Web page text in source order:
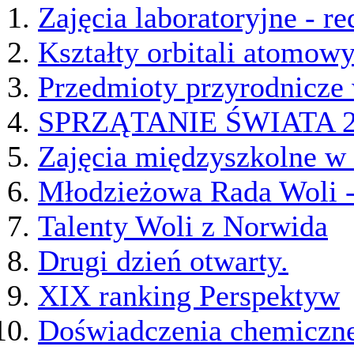
Zajęcia laboratoryjne -
Kształty orbitali
Przedmioty przyrodnicze
SPRZĄTANIE ŚWIATA
Zajęcia międzyszkolne
Młodzieżowa Rada
Talenty Woli z Norwida
Drugi dzień otwarty.
XIX ranking Perspektyw
Doświadczenia